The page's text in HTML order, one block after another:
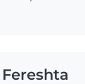
erg flexibel en
Fereshta